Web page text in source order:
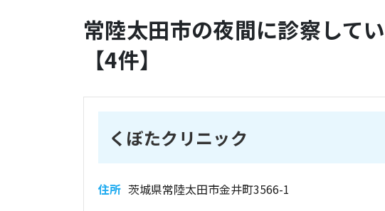
常陸太田市の夜間に診察して
【4件】
くぼたクリニック
住所 茨城県常陸太田市金井町3566-1